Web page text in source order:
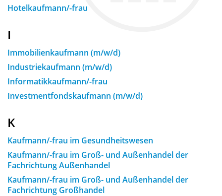
Hotelkaufmann/-frau
I
Immobilienkaufmann (m/w/d)
Industriekaufmann (m/w/d)
Informatikkaufmann/-frau
Investmentfondskaufmann (m/w/d)
K
Kaufmann/-frau im Gesundheitswesen
Kaufmann/-frau im Groß- und Außenhandel der
Fachrichtung Außenhandel
Kaufmann/-frau im Groß- und Außenhandel der
Fachrichtung Großhandel